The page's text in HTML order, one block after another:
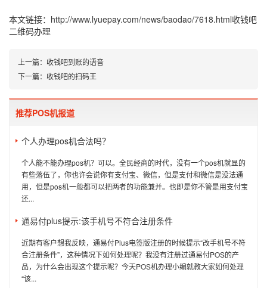
本文链接： http://www.lyuepay.com/news/baodao/7618.html收钱吧
二维码办理
上一篇： 收钱吧到账的语音
下一篇： 收钱吧的扫码王
推荐POS机报道
个人办理pos机合法吗？
个人能不能办理pos机？可以。全民经商的时代，没有一个pos机就显的
有些落伍了，你也许会说你有支付宝、微信，但是支付和微信是没法通
用，但是pos机一般都可以把两者的功能兼并。也即是你不管是用支付宝
还...
通易付plus提示:该手机号不符合注册条件
近期有客户想我反映，通易付Plus电签版注册的时候提示“改手机号不符
合注册条件”，这种情况下如何处理呢？我没有注册过通易付POS的产
品，为什么会出现这个提示呢？今天POS机办理小编就教大家如何处理
“该...